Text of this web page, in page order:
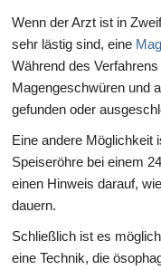
Wenn der Arzt ist in
sehr lästig sind, eine
Während des
Magengeschwüren und
gefunden oder
Eine andere Möglichkeit
Speiseröhre bei einem
einen Hinweis darauf,
dauern.
Schließlich ist es
eine Technik, die